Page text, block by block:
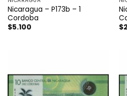
Nicaragua – P173b – 1
Cordoba
$5.100
$